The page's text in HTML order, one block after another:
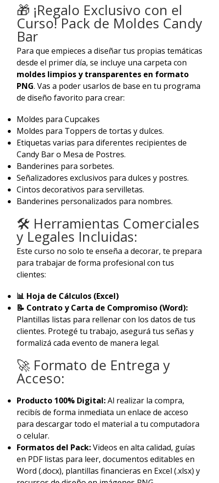
🎁 ¡Regalo Exclusivo con el
Curso! Pack de Moldes Candy
Bar
Para que empieces a diseñar tus propias temáticas
desde el primer día, se incluye una carpeta con
moldes limpios y transparentes en formato
PNG. Vas a poder usarlos de base en tu programa
de diseño favorito para crear:
Moldes para Cupcakes
Moldes para Toppers de tortas y dulces.
Etiquetas varias para diferentes recipientes de
Candy Bar o Mesa de Postres.
Banderines para sorbetes.
Señalizadores exclusivos para dulces y postres.
Cintos decorativos para servilletas.
Banderines personalizados para nombres.
🛠️ Herramientas Comerciales
y Legales Incluidas:
Este curso no solo te enseña a decorar, te prepara
para trabajar de forma profesional con tus
clientes:
📊 Hoja de Cálculos (Excel)
📝 Contrato y Carta de Compromiso (Word):
Plantillas listas para rellenar con los datos de tus
clientes. Protegé tu trabajo, asegurá tus señas y
formalizá cada evento de manera legal.
🚀 Formato de Entrega y
Acceso:
Producto 100% Digital:Al realizar la compra,
recibís de forma inmediata un enlace de acceso
para descargar todo el material a tu computadora
o celular.
Formatos del Pack:Videos en alta calidad, guías
en PDF listas para leer, documentos editables en
Word (.docx), plantillas financieras en Excel (.xlsx) y